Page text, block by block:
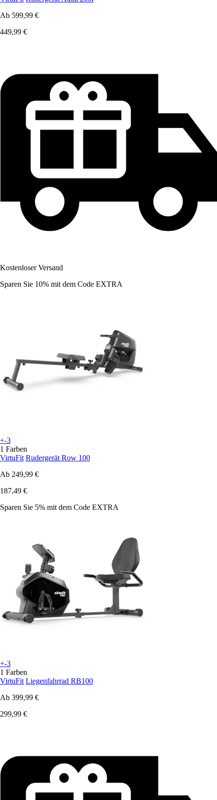
Ab 599,99 €
449,99 €
Kostenloser Versand
Sparen Sie 10% mit dem Code EXTRA
+-3
1 Farben
VirtuFit Rudergerät Row 100
Ab 249,99 €
187,49 €
Sparen Sie 5% mit dem Code EXTRA
+-3
1 Farben
VirtuFit Liegenfahrrad RB100
Ab 399,99 €
299,99 €